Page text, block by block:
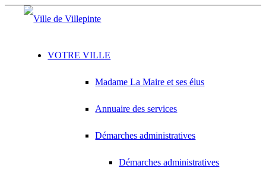
VOTRE VILLE
Madame La Maire et ses élus
Annuaire des services
Démarches administratives
Démarches administratives